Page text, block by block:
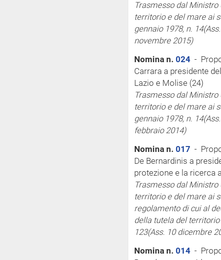
Trasmesso dal
territorio e del mareai
gennaio 1978, n. 14
novembre 2015)
Nomina n. 024 -
Carrara a presidente
Lazio e Molise (24)
Trasmesso dal
territorio e del mareai
gennaio 1978, n. 14
febbraio 2014)
Nomina n. 017 -
De Bernardinis a
protezione e la ricerca
Trasmesso dal
territorio e del mareai
regolamento di cui al
della tutela del
123(Ass. 10 dicembre
Nomina n. 014 -